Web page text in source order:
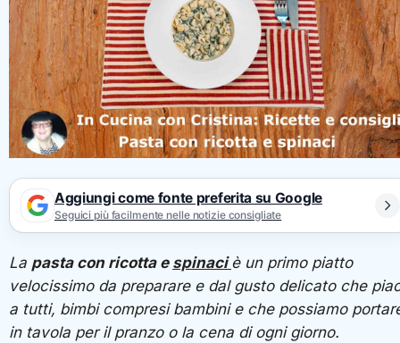
Aggiungi come fonte preferita su Google
Seguici più facilmente nelle notizie consigliate
La pasta con ricotta e spinaciè un primo piatto
velocissimo da preparare e dal gusto delicato che
a tutti, bimbi compresi bambini e che possiamo
in tavola per il pranzo o la cena di ogni giorno.